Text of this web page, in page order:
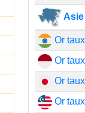
Asie
Or
Or
Or
Or